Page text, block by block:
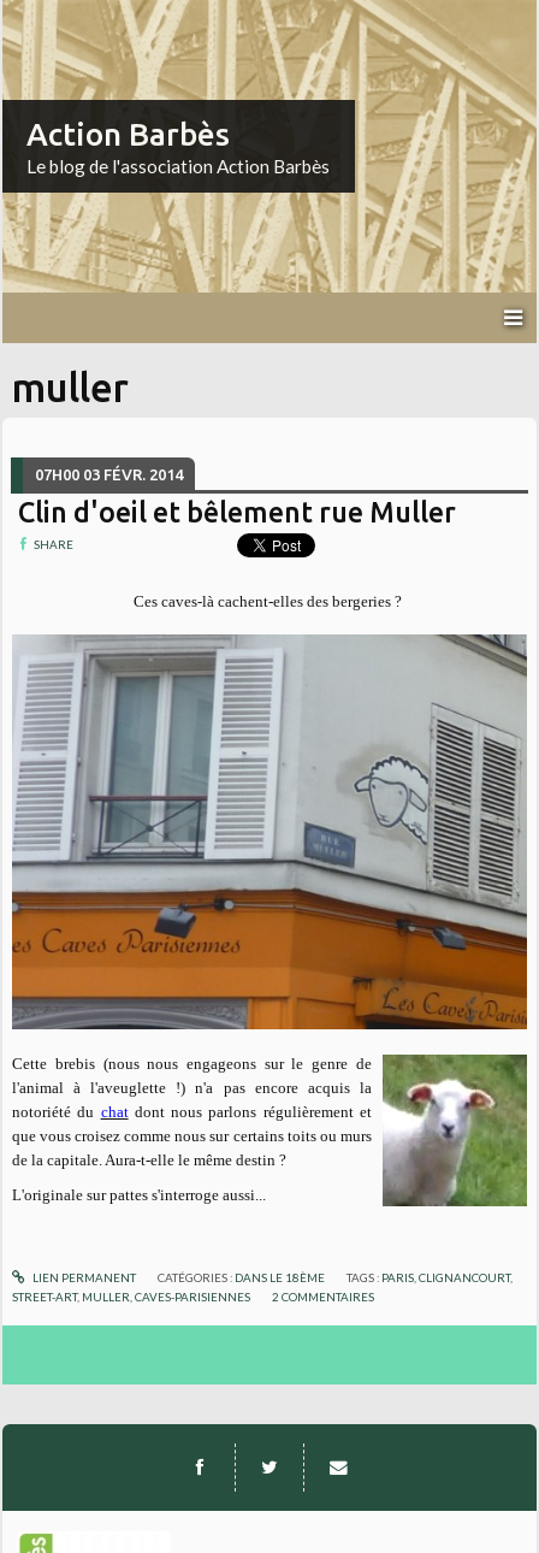
Action Barbès
Le blog de l'association Action Barbès
muller
07H00 03 FÉVR. 2014
Clin d'oeil et bêlement rue Muller
SHARE
Ces caves-là cachent-elles des bergeries ?
Cette brebis (nous nous engageons sur le genre de
l'animal à l'aveuglette !) n'a pas encore acquis la
notoriété du chatdont nous parlons régulièrement et
que vous croisez comme nous sur certains toits ou murs
de la capitale. Aura-t-elle le même destin ?
L'originale sur pattes s'interroge aussi...
LIEN PERMANENT CATÉGORIES : DANS LE 18ÈME TAGS : PARIS ,CLIGNANCOURT,
STREET-ART, MULLER ,CAVES-PARISIENNES 2 COMMENTAIRES